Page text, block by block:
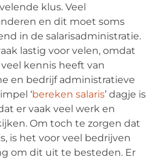
klus. Veel
en dit moet soms
in de salarisadministratie.
lastig voor velen, omdat
kennis heeft van
en bedrijf administratieve
‘bereken salaris’ dagje is
er vaak veel werk en
Om toch te zorgen dat
is het voor veel bedrijven
om dit uit te besteden. Er